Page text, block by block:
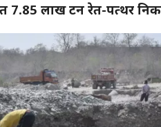
लाख टन रेत-पत्थर